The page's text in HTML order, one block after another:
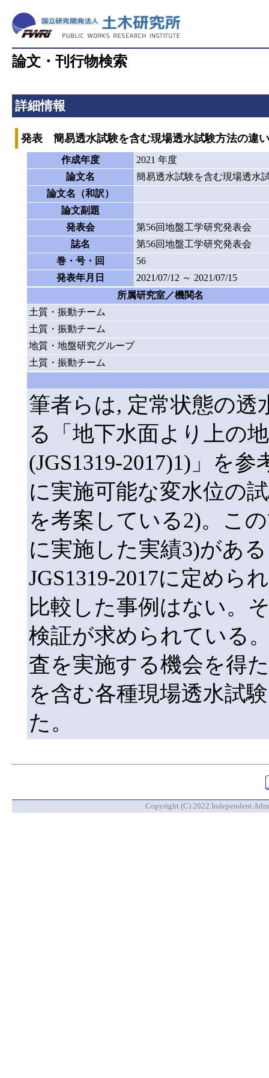
論文・刊行物検索
詳細情報
発表 簡易透水試験を含む現場透水試験方法の違
作成年度
2021 年度
論文名
簡易透水試験を含む現場透水
論文名（和訳）
論文副題
発表会
第56回地盤工学研究発表会
誌名
第56回地盤工学研究発表会
巻・号・回
56
発表年月日
2021/07/12 ～ 2021/07/15
所属研究室／機関名
土質・振動チーム
土質・振動チーム
地質・地盤研究グループ
土質・振動チーム
筆者らは, 定常状態の透
る「地下水面より上の
(JGS1319-2017)1)」を
に実施可能な変水位の
を考案している2)。こ
に実施した実績3)があ
JGS1319-2017に定めら
比較した事例はない。
検証が求められている
査を実施する機会を得
を含む各種現場透水試
た。
Copyright (C) 2022 Independent